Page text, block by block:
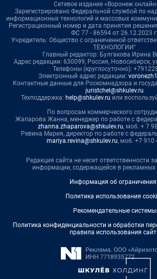
Сетевое издание «Воронеж
Зарегистрировано Федеральной службой по
информационных технологий и массовых
Регистрационный номер и дата принятия
ФС 77 - 86594 от 26.12.2023 г.
Учредитель: Общество с ограниченной
ТЕХНОЛОГИИ"
Главный редактор: Булгакова Ирина
Адрес редакции: 630099, Россия, Новосибирск,
Телефоны (круглосуточно):
Электронный адрес редакции:
Контактные данные для Роскомнадзора и
juristchel@shkulev.ru
Техподдержка: help@shkulev.ru или
По вопросам коммерческого
Жапарова Жанна, менеджер по работе с
zhanna.zhaparova@shkulev.ru, моб. + 7
Ревина Мария, директор по работе с
mariya.revina@shkulev.ru, моб. +7 910
Редакция сайта не несет ответственности
информации, содержащейся в рекламных
Информация об
Политика использования
Рекомендательные системы
Политика конфиденциальности и обработки
правила использования